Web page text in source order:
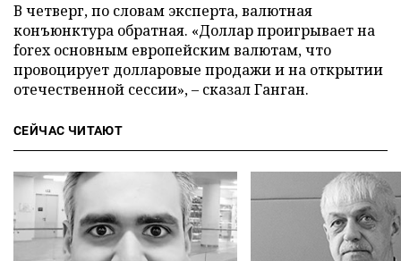
В четверг, по словам эксперта, валютная
конъюнктура обратная. «Доллар проигрывает на
forex основным европейским валютам, что
провоцирует долларовые продажи и на открытии
отечественной сессии», – сказал Ганган.
СЕЙЧАС ЧИТАЮТ